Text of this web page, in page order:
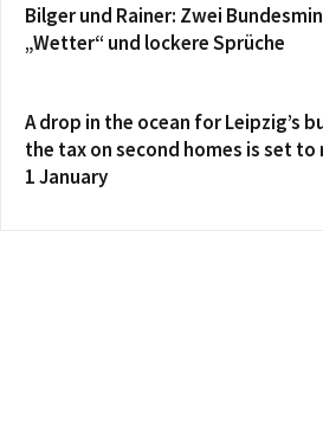
Bilger und Rainer: Zwei
„Wetter“ und lockere Sprüche
A drop in the ocean for Leipzig’s
the tax on second homes is set to
1 January